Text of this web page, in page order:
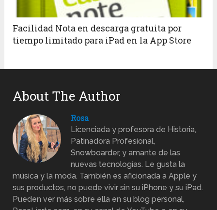
Facilidad Nota en descarga gratuita por
tiempo limitado para iPad en la App Store
About The Author
Rosa
Licenciada y profesora de Historia,
Patinadora Profesional,
Snowboarder, y amante de las
nuevas tecnologías. Le gusta la
música y la moda. También es aficionada a Apple y
sus productos, no puede vivir sin su iPhone y su iPad.
Pueden ver más sobre ella en su blog personal,